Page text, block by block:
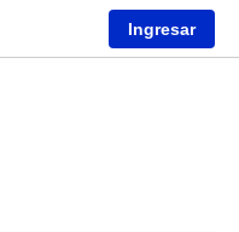
Ingresar